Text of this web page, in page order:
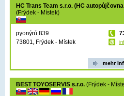
HC Trans Team s.r.o. (HC
(Frýdek - Místek)
pyonýrů 839
73801, Frýdek - Místek
mehr
BEST TOYOSERVIS s.r.o. (Frýdek -